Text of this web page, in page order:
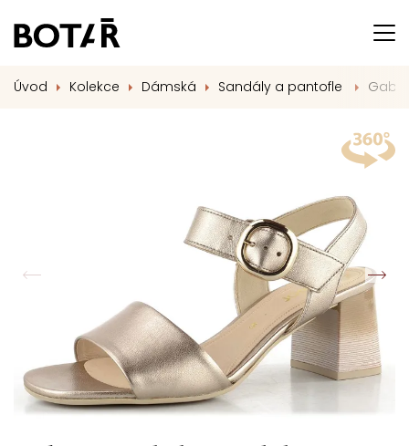
Úvod Kolekce Dámská Sandály a pantofle